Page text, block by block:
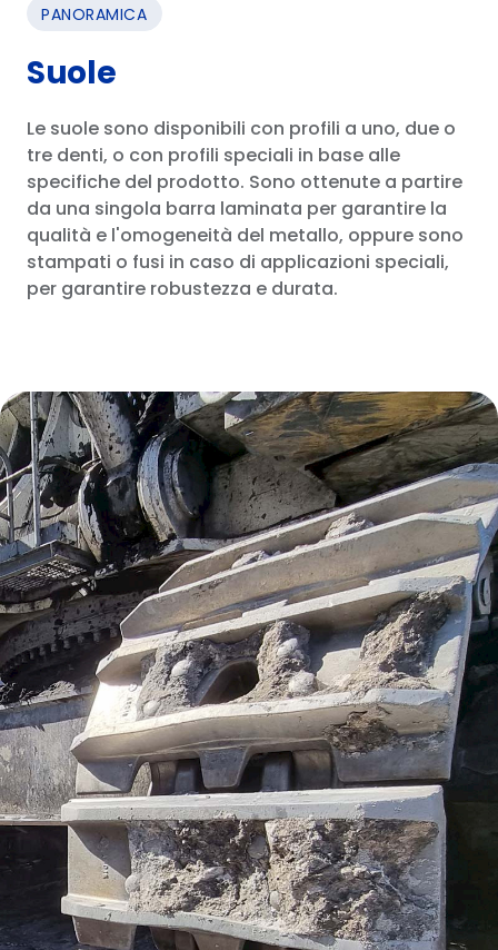
PANORAMICA
Suole
Le suole sono disponibili con profili a uno, due o
tre denti, o con profili speciali in base alle
specifiche del prodotto. Sono ottenute a partire
da una singola barra laminata per garantire la
qualità e l'omogeneità del metallo, oppure sono
stampati o fusi in caso di applicazioni speciali,
per garantire robustezza e durata.